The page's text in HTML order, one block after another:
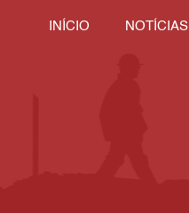
INÍCIO NOTÍCIAS